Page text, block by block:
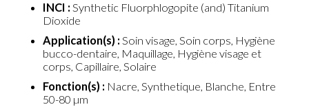
INCI : Synthetic Fluorphlogopite (and) Titanium
Dioxide
Application(s) : Soin visage, Soin corps, Hygiène
bucco-dentaire, Maquillage, Hygiène visage et
corps, Capillaire, Solaire
Fonction(s) : Nacre, Synthetique, Blanche, Entre
50-80 µm